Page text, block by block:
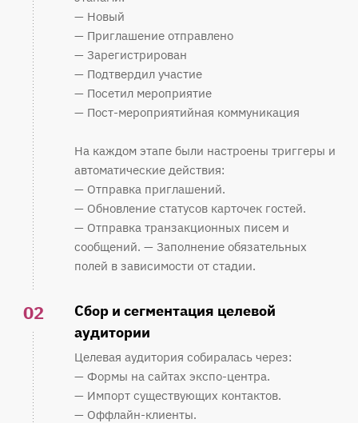
— Новый
— Приглашение отправлено
— Зарегистрирован
— Подтвердил участие
— Посетил мероприятие
— Пост-мероприятийная коммуникация
На каждом этапе были настроены триггеры и
автоматические действия:
— Отправка приглашений.
— Обновление статусов карточек гостей.
— Отправка транзакционных писем и
сообщений. — Заполнение обязательных
полей в зависимости от стадии.
02
Сбор и сегментация целевой
аудитории
Целевая аудитория собиралась через:
— Формы на сайтах экспо-центра.
— Импорт существующих контактов.
— Оффлайн-клиенты.